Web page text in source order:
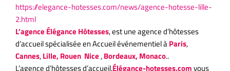
https://elegance-hotesses.com/news/agence-hotesse-lille-
2.html
L’agenceÉléganceHôtesses, est une agence d’hôtesses
d’accueil spécialisée en Accueil événementiel àParis,
Cannes,Lille, Rouen Nice,Bordeaux, Monaco..
L’agence d’hôtesses d’accueil,Élégance-hotesses.comvous